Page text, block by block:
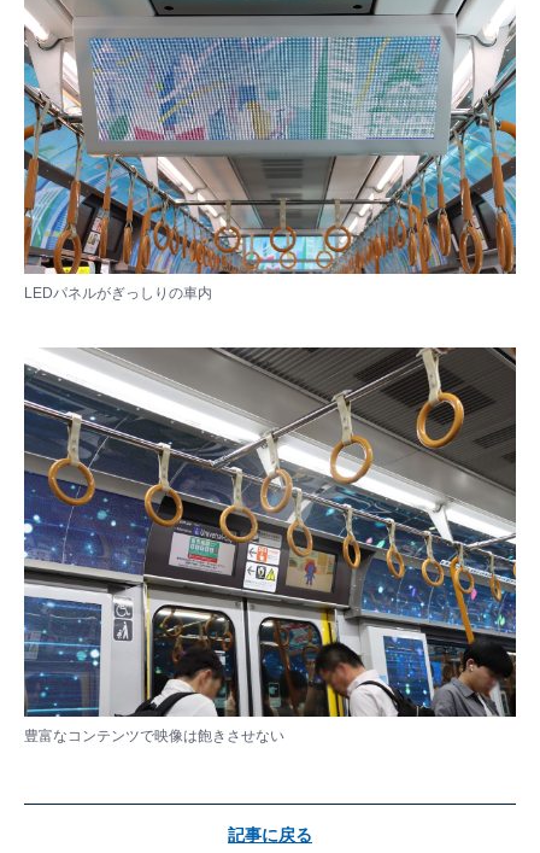
LEDパネルがぎっしりの車内
豊富なコンテンツで映像は飽きさせない
記事に戻る